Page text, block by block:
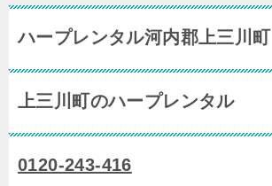
ハープレンタル河内郡上三川町
上三川町のハープレンタル
0120-243-416